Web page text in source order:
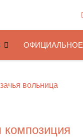
ОФИЦИАЛЬНОЕ
вольница
композиция